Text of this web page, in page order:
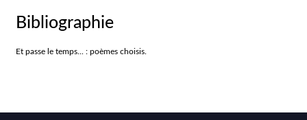
Bibliographie
Et passe le temps... : poèmes choisis.